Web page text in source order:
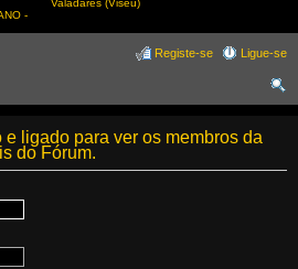
-
Valadares (Viseu)
Ligue-se
Registe-se
e ligado para ver os membros da
do Fórum.